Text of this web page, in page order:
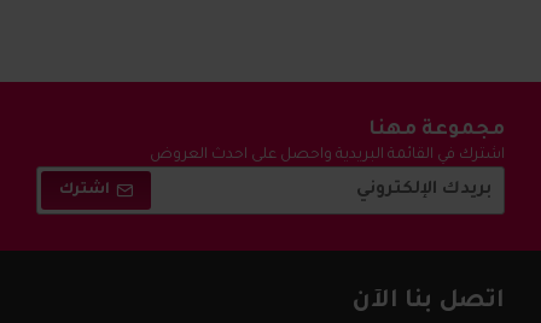
مجموعة مهنا
اشترك في القائمة البريدية واحصل على احدث العروض
والتخفيضات !
اشترك
اتصل بنا الآن